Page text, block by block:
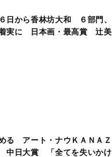
から香林坊大和 ６部門、
実に 日本画・最高賞 辻美
る アート・ナウＫＡＮＡＺ
中日大賞 「全てを失いかけ